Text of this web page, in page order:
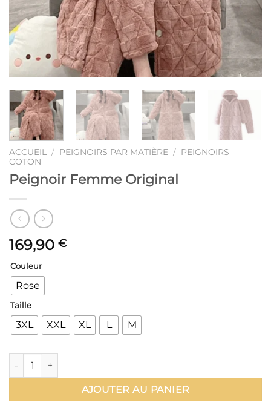
ACCUEIL / PEIGNOIRS PAR MATIÈRE / PEIGNOIRS
COTON
Peignoir Femme Original
169,90 €
Couleur
Rose
Taille
3XL XXL XL L M
quantité de Peignoir Femme Original
AJOUTER AU PANIER